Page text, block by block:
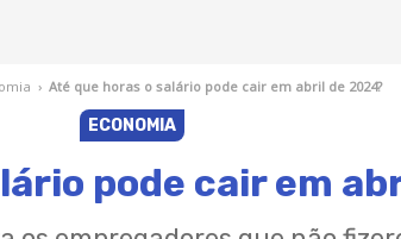
› Até que horas o salário pode cair em abril de 2024?
ECONOMIA
pode cair em